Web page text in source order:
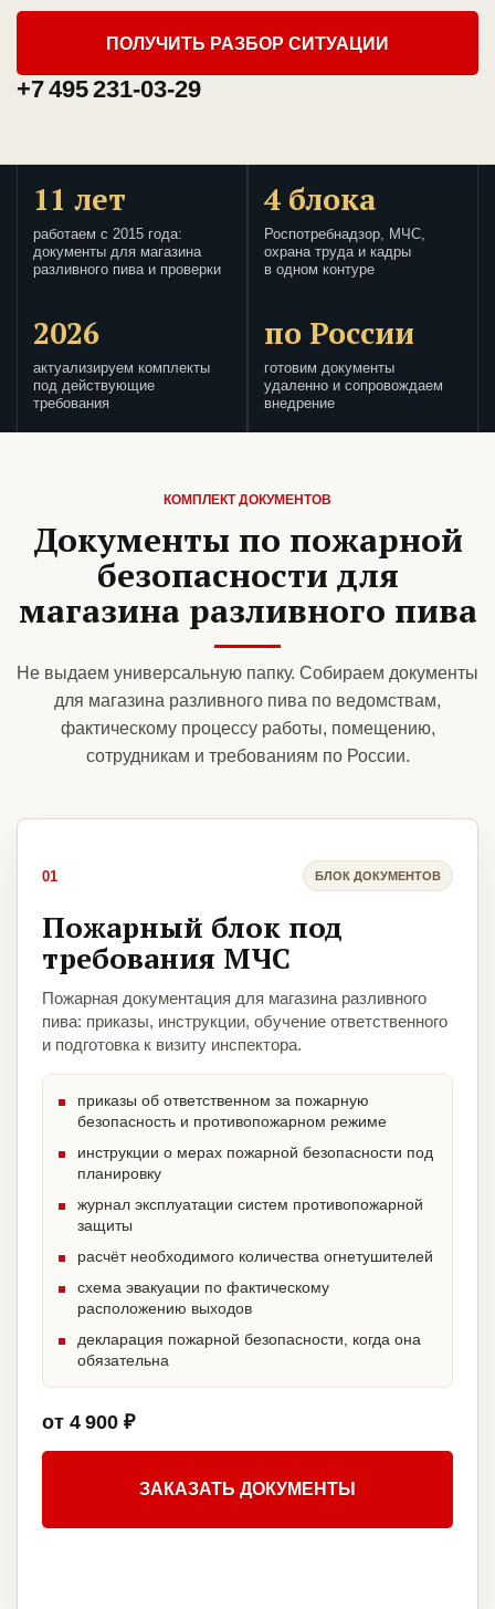
ПОЛУЧИТЬ РАЗБОР СИТУАЦИИ
+7 495 231-03-29
11 лет
работаем с 2015 года:
документы для магазина
разливного пива и проверки
4 блока
Роспотребнадзор, МЧС,
охрана труда и кадры
в одном контуре
2026
актуализируем комплекты
под действующие
требования
по России
готовим документы
удаленно и сопровождаем
внедрение
КОМПЛЕКТ ДОКУМЕНТОВ
Документы по пожарной
безопасности для
магазина разливного пива
Не выдаем универсальную папку. Собираем документы
для магазина разливного пива по ведомствам,
фактическому процессу работы, помещению,
сотрудникам и требованиям по России.
01 БЛОК ДОКУМЕНТОВ
Пожарный блок под
требования МЧС
Пожарная документация для магазина разливного
пива: приказы, инструкции, обучение ответственного
и подготовка к визиту инспектора.
приказы об ответственном за пожарную
безопасность и противопожарном режиме
инструкции о мерах пожарной безопасности под
планировку
журнал эксплуатации систем противопожарной
защиты
расчёт необходимого количества огнетушителей
схема эвакуации по фактическому
расположению выходов
декларация пожарной безопасности, когда она
обязательна
от 4 900 ₽
ЗАКАЗАТЬ ДОКУМЕНТЫ